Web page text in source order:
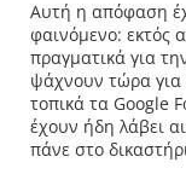
Αυτή η απόφαση
φαινόμενο: εκτός
πραγματικά για
ψάχνουν τώρα για
τοπικά τα Google
έχουν ήδη λάβει
πάνε στο